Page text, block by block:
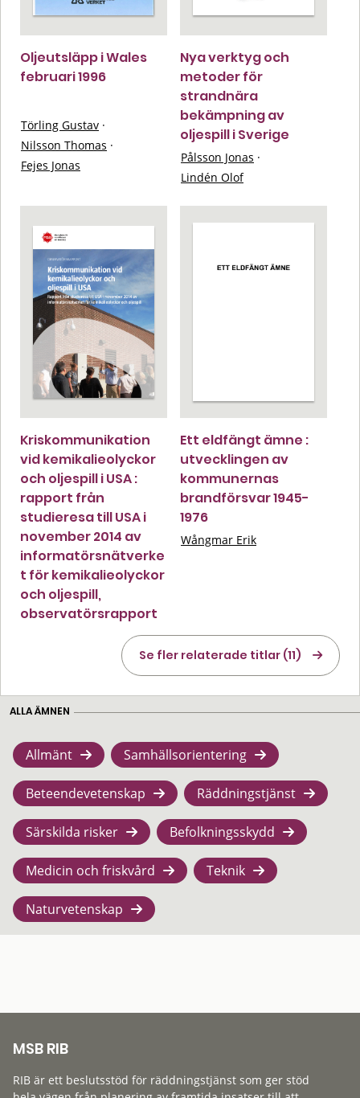
Oljeutsläpp i Wales
februari 1996
Törling Gustav ·
Nilsson Thomas ·
Fejes Jonas
Nya verktyg och
metoder för
strandnära
bekämpning av
oljespill i Sverige
Pålsson Jonas ·
Lindén Olof
Kriskommunikation
vid kemikalieolyckor
och oljespill i USA :
rapport från
studieresa till USA i
november 2014 av
informatörsnätverke
t för kemikalieolyckor
och oljespill,
observatörsrapport
Ett eldfängt ämne :
utvecklingen av
kommunernas
brandförsvar 1945-
1976
Wångmar Erik
Se fler relaterade titlar (11)
ALLA ÄMNEN
Allmänt Samhällsorientering
Beteendevetenskap Räddningstjänst
Särskilda risker Befolkningsskydd
Medicin och friskvård Teknik
Naturvetenskap
MSB RIB
RIB är ett beslutsstöd för räddningstjänst som ger stöd